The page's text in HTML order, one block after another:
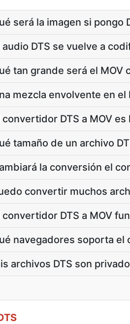
será la imagen si pongo
audio DTS se vuelve a
tan grande será el MOV
mezcla envolvente en
convertidor DTS a MOV es
tamaño de un archivo
la conversión el
convertir muchos
convertidor DTS a MOV
navegadores soporta el
archivos DTS son